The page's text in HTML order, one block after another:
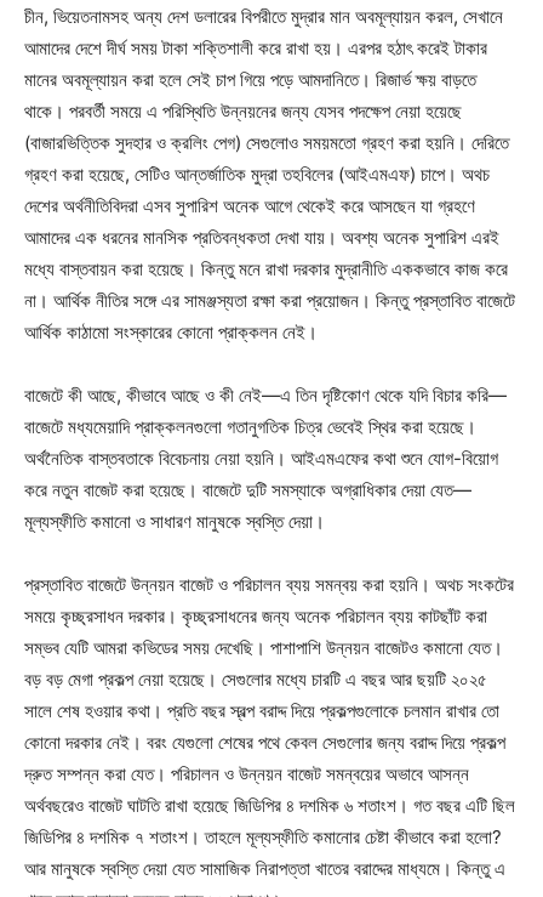
চীন, ভিয়েতনামসহ অন্য দেশ ডলারের বিপরীতে মুদ্রার মান অবমূল্যায়ন করল, সেখানে
আমাদের দেশে দীর্ঘ সময় টাকা শক্তিশালী করে রাখা হয়। এরপর হঠাৎ করেই টাকার
মানের অবমূল্যায়ন করা হলে সেই চাপ গিয়ে পড়ে আমদানিতে। রিজার্ভ ক্ষয় বাড়তে
থাকে। পরবর্তী সময়ে এ পরিস্থিতি উন্নয়নের জন্য যেসব পদক্ষেপ নেয়া হয়েছে
(বাজারভিত্তিক সুদহার ও ক্রলিং পেগ) সেগুলোও সময়মতো গ্রহণ করা হয়নি। দেরিতে
গ্রহণ করা হয়েছে, সেটিও আন্তর্জাতিক মুদ্রা তহবিলের (আইএমএফ) চাপে। অথচ
দেশের অর্থনীতিবিদরা এসব সুপারিশ অনেক আগে থেকেই করে আসছেন যা গ্রহণে
আমাদের এক ধরনের মানসিক প্রতিবন্ধকতা দেখা যায়। অবশ্য অনেক সুপারিশ এরই
মধ্যে বাস্তবায়ন করা হয়েছে। কিন্তু মনে রাখা দরকার মুদ্রানীতি এককভাবে কাজ করে
না। আর্থিক নীতির সঙ্গে এর সামঞ্জস্যতা রক্ষা করা প্রয়োজন। কিন্তু প্রস্তাবিত বাজেটে
আর্থিক কাঠামো সংস্কারের কোনো প্রাক্কলন নেই।
বাজেটে কী আছে, কীভাবে আছে ও কী নেই—এ তিন দৃষ্টিকোণ থেকে যদি বিচার করি—
বাজেটে মধ্যমেয়াদি প্রাক্কলনগুলো গতানুগতিক চিত্র ভেবেই স্থির করা হয়েছে।
অর্থনৈতিক বাস্তবতাকে বিবেচনায় নেয়া হয়নি। আইএমএফের কথা শুনে যোগ-বিয়োগ
করে নতুন বাজেট করা হয়েছে। বাজেটে দুটি সমস্যাকে অগ্রাধিকার দেয়া যেত—
মূল্যস্ফীতি কমানো ও সাধারণ মানুষকে স্বস্তি দেয়া।
প্রস্তাবিত বাজেটে উন্নয়ন বাজেট ও পরিচালন ব্যয় সমন্বয় করা হয়নি। অথচ সংকটের
সময়ে কৃচ্ছ্রসাধন দরকার। কৃচ্ছ্রসাধনের জন্য অনেক পরিচালন ব্যয় কাটছাঁট করা
সম্ভব যেটি আমরা কভিডের সময় দেখেছি। পাশাপাশি উন্নয়ন বাজেটও কমানো যেত।
বড় বড় মেগা প্রকল্প নেয়া হয়েছে। সেগুলোর মধ্যে চারটি এ বছর আর ছয়টি ২০২৫
সালে শেষ হওয়ার কথা। প্রতি বছর স্বল্প বরাদ্দ দিয়ে প্রকল্পগুলোকে চলমান রাখার তো
কোনো দরকার নেই। বরং যেগুলো শেষের পথে কেবল সেগুলোর জন্য বরাদ্দ দিয়ে প্রকল্প
দ্রুত সম্পন্ন করা যেত। পরিচালন ও উন্নয়ন বাজেট সমন্বয়ের অভাবে আসন্ন
অর্থবছরেও বাজেট ঘাটতি রাখা হয়েছে জিডিপির ৪ দশমিক ৬ শতাংশ। গত বছর এটি ছিল
জিডিপির ৪ দশমিক ৭ শতাংশ। তাহলে মূল্যস্ফীতি কমানোর চেষ্টা কীভাবে করা হলো?
আর মানুষকে স্বস্তি দেয়া যেত সামাজিক নিরাপত্তা খাতের বরাদ্দের মাধ্যমে। কিন্তু এ